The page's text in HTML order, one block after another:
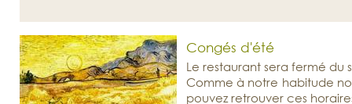
Congés d'été
Le restaurant sera fermé du
Comme à notre habitude
pouvez retrouver ces